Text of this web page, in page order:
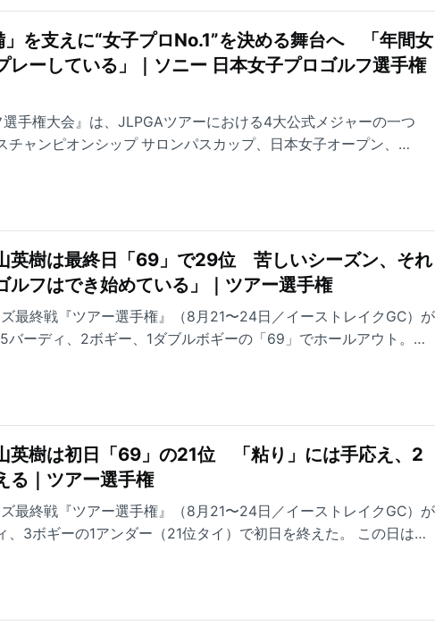
を支えに“女子プロNo.1”を決める舞台へ 「年間女
レーしている」｜ソニー 日本女子プロゴルフ選手権
選手権大会』は、JLPGAツアーにおける4大公式メジャーの一つ
チャンピオンシップ サロンパスカップ、日本女子オープン、
プ リコーカップ）。1968年に第1回大会が開催され、日本女子プ
の一つとされている。 先月の『北海道 meiji カップ』で最終日4
優勝を手にした河本結は、どのような心境で今大会に臨むの
の言葉をお届けする。
英樹は最終日「69」で29位 苦しいシーズン、それ
ルフはでき始めている」｜ツアー選手権
最終戦『ツアー選手権』（8月21〜24日／イーストレイクGC）が
バーディ、2ボギー、1ダブルボギーの「69」でホールアウト。通
の今季を終えた。
英樹は初日「69」の21位 「粘り」には手応え、2
る｜ツアー選手権
最終戦『ツアー選手権』（8月21〜24日／イーストレイクGC）が
3ボギーの1アンダー（21位タイ）で初日を終えた。 この日は本
る粘り強いプレーが光った。難しい局面でもパーを拾い続け、大
明日）4アンダー、7アンダーと出していかないと」と、2日目の